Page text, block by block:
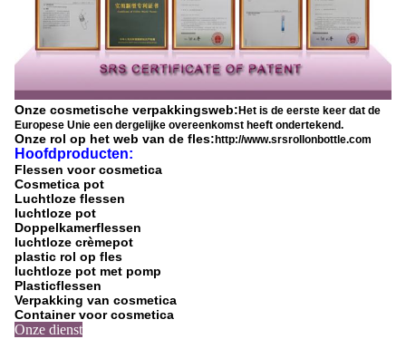
Onze cosmetische verpakkingsweb: Het is de eerste keer dat de
Europese Unie een dergelijke overeenkomst heeft ondertekend.
Onze rol op het web van de fles: http://www.srsrollonbottle.com
Hoofdproducten:
Flessen voor cosmetica
Cosmetica pot
Luchtloze flessen
luchtloze pot
Doppelkamerflessen
luchtloze crèmepot
plastic rol op fles
luchtloze pot met pomp
Plasticflessen
Verpakking van cosmetica
Container voor cosmetica
Onze dienst